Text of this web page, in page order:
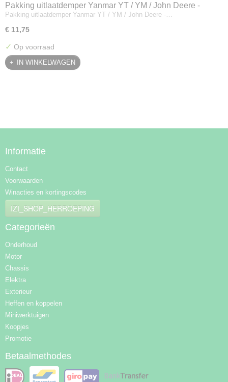
Pakking uitlaatdemper Yanmar YT / YM / John Deere -
128300-13230
Pakking uitlaatdemper Yanmar YT / YM / John Deere -…
€ 11,75
✓ Op voorraad
IN WINKELWAGEN
Informatie
Contact
Voorwaarden
Winacties en kortingscodes
IZI_SHOP_HERROEPING
Categorieën
Onderhoud
Motor
Chassis
Elektra
Exterieur
Heffen en koppelen
Miniwerktuigen
Koopjes
Promotie
Betaalmethodes